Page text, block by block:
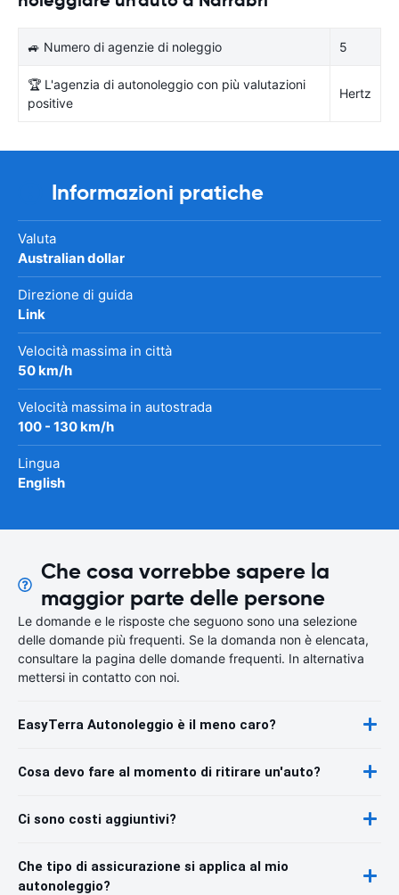
🚙 Numero di agenzie di noleggio 5
🏆 L'agenzia di autonoleggio con più valutazioni
positive
Hertz
Informazioni pratiche
Valuta
Australian dollar
Direzione di guida
Link
Velocità massima in città
50 km/h
Velocità massima in autostrada
100 - 130 km/h
Lingua
English
Che cosa vorrebbe sapere la
maggior parte delle persone
Le domande e le risposte che seguono sono una selezione
delle domande più frequenti. Se la domanda non è elencata,
consultare la pagina delle domande frequenti. In alternativa
mettersi in contatto con noi.
EasyTerra Autonoleggio è il meno caro?
Cosa devo fare al momento di ritirare un'auto?
Ci sono costi aggiuntivi?
Che tipo di assicurazione si applica al mio
autonoleggio?